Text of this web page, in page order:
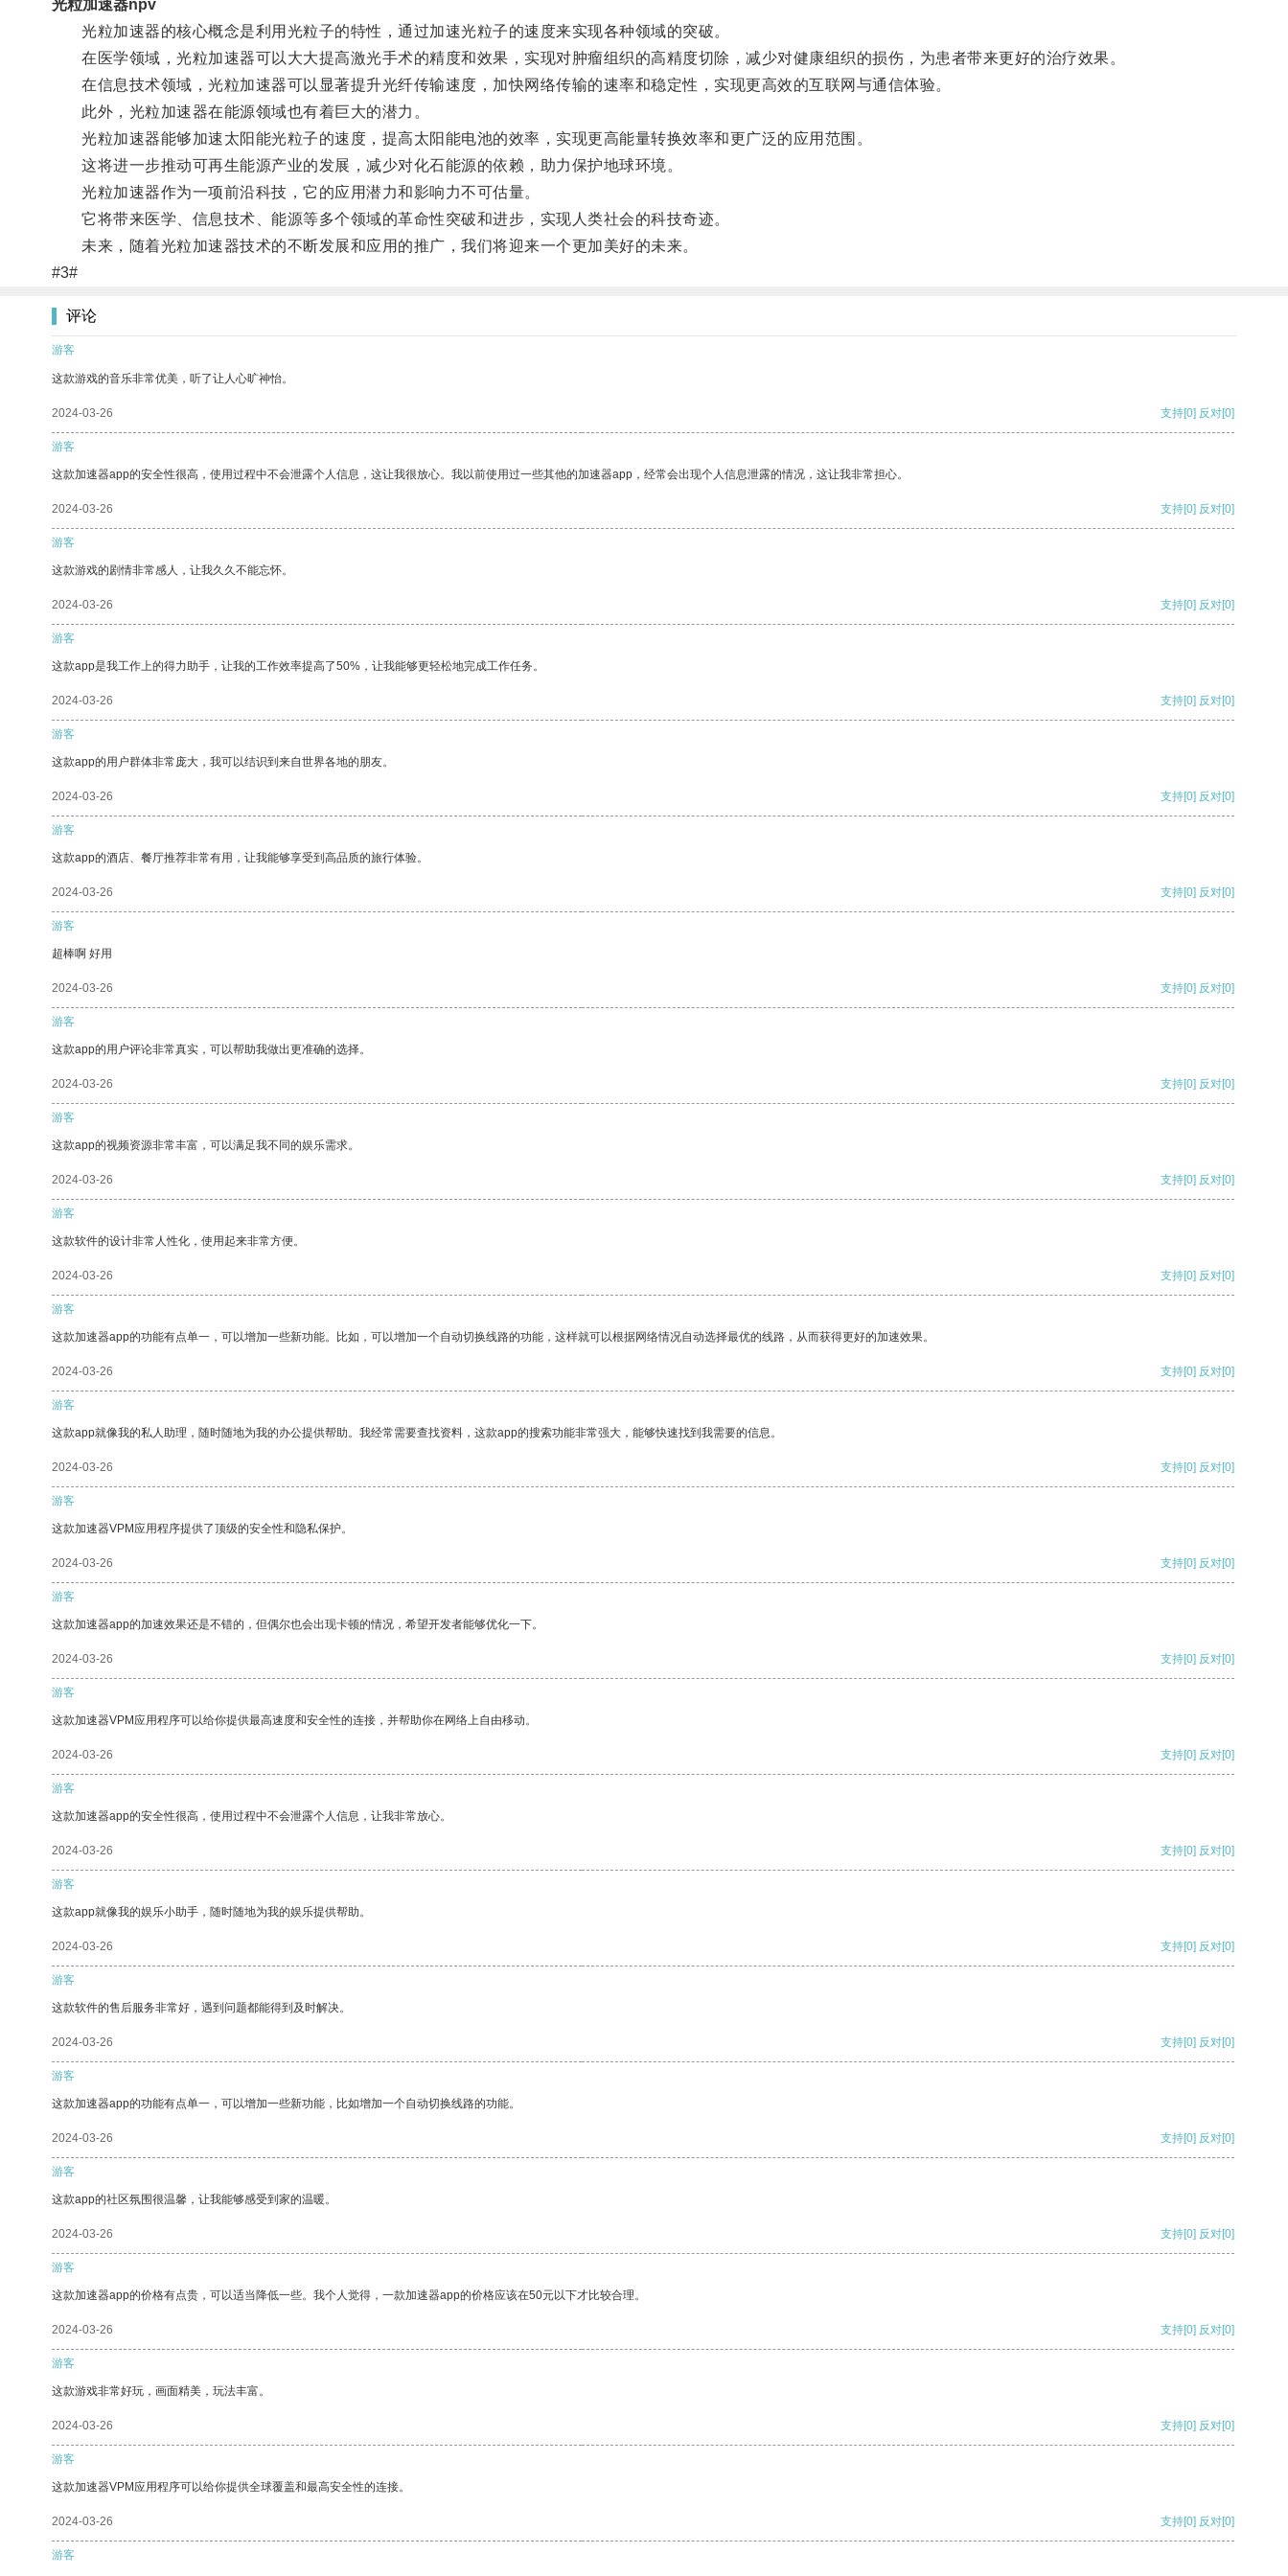
光粒加速器npv
光粒加速器的核心概念是利用光粒子的特性，通过加速光粒子的速度来实现各种领域的突破。
在医学领域，光粒加速器可以大大提高激光手术的精度和效果，实现对肿瘤组织的高精度切除，减少对健康组织的损伤，为患者带来更好的治疗效果。
在信息技术领域，光粒加速器可以显著提升光纤传输速度，加快网络传输的速率和稳定性，实现更高效的互联网与通信体验。
此外，光粒加速器在能源领域也有着巨大的潜力。
光粒加速器能够加速太阳能光粒子的速度，提高太阳能电池的效率，实现更高能量转换效率和更广泛的应用范围。
这将进一步推动可再生能源产业的发展，减少对化石能源的依赖，助力保护地球环境。
光粒加速器作为一项前沿科技，它的应用潜力和影响力不可估量。
它将带来医学、信息技术、能源等多个领域的革命性突破和进步，实现人类社会的科技奇迹。
未来，随着光粒加速器技术的不断发展和应用的推广，我们将迎来一个更加美好的未来。
#3#
评论
游客
这款游戏的音乐非常优美，听了让人心旷神怡。
2024-03-26 支持[0] 反对[0]
游客
这款加速器app的安全性很高，使用过程中不会泄露个人信息，这让我很放心。我以前使用过一些其他的加速器app，经常会出现个人信息泄露的情况，这让我非常担心。
2024-03-26 支持[0] 反对[0]
游客
这款游戏的剧情非常感人，让我久久不能忘怀。
2024-03-26 支持[0] 反对[0]
游客
这款app是我工作上的得力助手，让我的工作效率提高了50%，让我能够更轻松地完成工作任务。
2024-03-26 支持[0] 反对[0]
游客
这款app的用户群体非常庞大，我可以结识到来自世界各地的朋友。
2024-03-26 支持[0] 反对[0]
游客
这款app的酒店、餐厅推荐非常有用，让我能够享受到高品质的旅行体验。
2024-03-26 支持[0] 反对[0]
游客
超棒啊 好用
2024-03-26 支持[0] 反对[0]
游客
这款app的用户评论非常真实，可以帮助我做出更准确的选择。
2024-03-26 支持[0] 反对[0]
游客
这款app的视频资源非常丰富，可以满足我不同的娱乐需求。
2024-03-26 支持[0] 反对[0]
游客
这款软件的设计非常人性化，使用起来非常方便。
2024-03-26 支持[0] 反对[0]
游客
这款加速器app的功能有点单一，可以增加一些新功能。比如，可以增加一个自动切换线路的功能，这样就可以根据网络情况自动选择最优的线路，从而获得更好的加速效果。
2024-03-26 支持[0] 反对[0]
游客
这款app就像我的私人助理，随时随地为我的办公提供帮助。我经常需要查找资料，这款app的搜索功能非常强大，能够快速找到我需要的信息。
2024-03-26 支持[0] 反对[0]
游客
这款加速器VPM应用程序提供了顶级的安全性和隐私保护。
2024-03-26 支持[0] 反对[0]
游客
这款加速器app的加速效果还是不错的，但偶尔也会出现卡顿的情况，希望开发者能够优化一下。
2024-03-26 支持[0] 反对[0]
游客
这款加速器VPM应用程序可以给你提供最高速度和安全性的连接，并帮助你在网络上自由移动。
2024-03-26 支持[0] 反对[0]
游客
这款加速器app的安全性很高，使用过程中不会泄露个人信息，让我非常放心。
2024-03-26 支持[0] 反对[0]
游客
这款app就像我的娱乐小助手，随时随地为我的娱乐提供帮助。
2024-03-26 支持[0] 反对[0]
游客
这款软件的售后服务非常好，遇到问题都能得到及时解决。
2024-03-26 支持[0] 反对[0]
游客
这款加速器app的功能有点单一，可以增加一些新功能，比如增加一个自动切换线路的功能。
2024-03-26 支持[0] 反对[0]
游客
这款app的社区氛围很温馨，让我能够感受到家的温暖。
2024-03-26 支持[0] 反对[0]
游客
这款加速器app的价格有点贵，可以适当降低一些。我个人觉得，一款加速器app的价格应该在50元以下才比较合理。
2024-03-26 支持[0] 反对[0]
游客
这款游戏非常好玩，画面精美，玩法丰富。
2024-03-26 支持[0] 反对[0]
游客
这款加速器VPM应用程序可以给你提供全球覆盖和最高安全性的连接。
2024-03-26 支持[0] 反对[0]
游客